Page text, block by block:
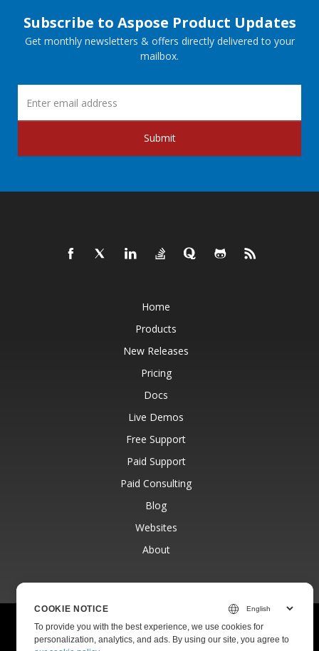
Subscribe to Aspose Product Updates
Get monthly newsletters & offers directly delivered to your
mailbox.
Submit
Home
Products
New Releases
Pricing
Docs
Live Demos
Free Support
Paid Support
Paid Consulting
Blog
Websites
About
Privacy Policy Terms of use Contact
COOKIE NOTICE
To provide you with the best experience, we use cookies for
personalization, analytics, and ads. By using our site, you agree to